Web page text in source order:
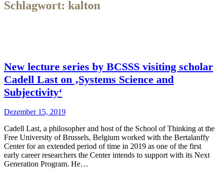
Schlagwort: kalton
New lecture series by BCSSS visiting scholar
Cadell Last on ‚Systems Science and
Subjectivity‘
Dezember 15, 2019
Cadell Last, a philosopher and host of the School of Thinking at the
Free University of Brussels, Belgium worked with the Bertalanffy
Center for an extended period of time in 2019 as one of the first
early career researchers the Center intends to support with its Next
Generation Program. He…